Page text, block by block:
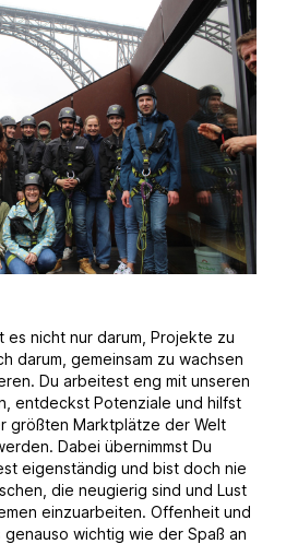
es nicht nur darum, Projekte zu
darum, gemeinsam zu wachsen
Du arbeitest eng mit unseren
entdeckst Potenziale und hilfst
größten Marktplätze der Welt
Dabei übernimmst Du
eigenständig und bist doch nie
die neugierig sind und Lust
einzuarbeiten. Offenheit und
genauso wichtig wie der Spaß an